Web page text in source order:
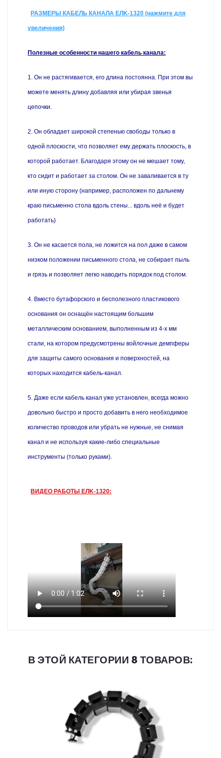
РАЗМЕРЫ КАБЕЛЬ КАНАЛА EЛK-1320 (нажмите для
увеличения)
Полезные особенности нашего кабель канала:
1. Он не растягивается, его длина постоянна. При этом вы
можете менять длину добавляя или убирая звенья
цепочки.
2. Он обладает широкой степенью свободы только в
одной плоскости, что позволяет ему держать плоскость, в
которой работает. Благодаря этому он не мешает тому,
кто сидит и работает за столом. Он не заваливается в ту
или иную сторону (например, расположен по дальнему
краю письменно стола вдоль стены... вдоль неё и будет
работать)
3. Он не касается пола, не ложится на пол даже в самом
низком положении письменного стола, не собирает пыль
и грязь и позволяет легко наводить порядок под столом.
4. Вместо бутафорского и бесполезного пластикового
основания он оснащён настоящим большим
металлическим основанием, выполненным из 4-х мм
стали, на котором предусмотрены войлочные демпферы
для защиты самого основания и поверхностей, на
которых находится кабель-канал.
5. Даже если кабель канал уже установлен, всегда можно
довольно быстро и просто добавить в него необходимое
количество проводов или убрать не нужные, не снимая
канал и не используя какие-либо специальные
инструменты (только руками).
ВИДЕО РАБОТЫ EЛK-1320:
В ЭТОЙ КАТЕГОРИИ 8 ТОВАРОВ: